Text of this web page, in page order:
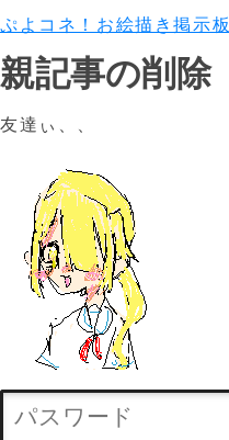
ぷよコネ！お絵描き掲示板
親記事の削除
友達ぃ、、